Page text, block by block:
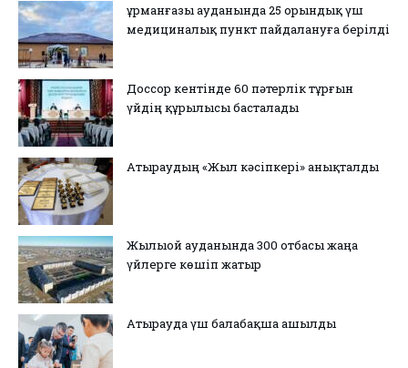
Құрманғазы ауданында 25 орындық үш
медициналық пункт пайдалануға берілді
Доссор кентінде 60 пәтерлік тұрғын
үйдің құрылысы басталады
Атыраудың «Жыл кәсіпкері» анықталды
Жылыой ауданында 300 отбасы жаңа
үйлерге көшіп жатыр
Атырауда үш балабақша ашылды